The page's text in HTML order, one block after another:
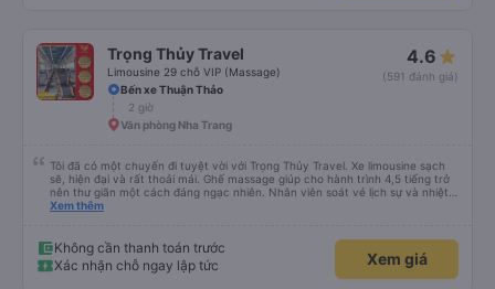
Trọng Thủy Travel
Limousine 29 chỗ VIP (Massage)
4.6
(591 đánh giá)
Bến xe Thuận Thảo
2 giờ
Văn phòng Nha Trang
Tôi đã có một chuyến đi tuyệt vời với Trọng Thủy Travel. Xe limousine sạch
sẽ, hiện đại và rất thoải mái. Ghế massage giúp cho hành trình 4,5 tiếng trở
nên thư giãn một cách đáng ngạc nhiên. Nhân viên soát vé lịch sự và nhiệt
tình, tài xế cẩn thận và chuyên nghiệp, mọi thứ đều được tổ chức tốt. Các
đến khi đến nơi - đều suôn sẻ và không gặp rắc rối. Tôi rất hài lòng với công
ty này và chắc chắn sẽ chọn Trọng Thủy Travel một lần nữa. Rất đáng giới
thiệu!
Xem thêm
Không cần thanh toán trước
Xác nhận chỗ ngay lập tức
Xem giá